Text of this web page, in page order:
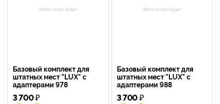
Базовый комплект для
штатных мест "LUX" с
адаптерами 978
3 700₽
Базовый комплект для
штатных мест "LUX" с
адаптерами 988
3 700₽